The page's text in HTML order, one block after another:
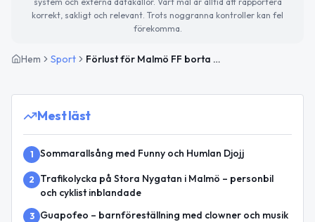
korrekt, sakligt och relevant. Trots noggranna kontroller kan fel
förekomma.
Hem Sport Förlust för Malmö FF borta mot BK Häcken
Mest läst
1 Sommarallsång med Funny och Humlan Djojj
2
Trafikolycka på Stora Nygatan i Malmö – personbil
och cyklist inblandade
3 Guapofeo – barnföreställning med clowner och musik